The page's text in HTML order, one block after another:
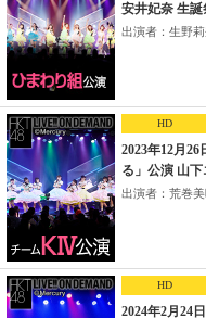
安井妃奈 生誕
出演者：生野莉
HD
2023年12月
る」公演 山
出演者：荒巻美
HD
2024年2月24